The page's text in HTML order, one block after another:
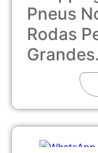
Pneus
Rodas
Grandes.